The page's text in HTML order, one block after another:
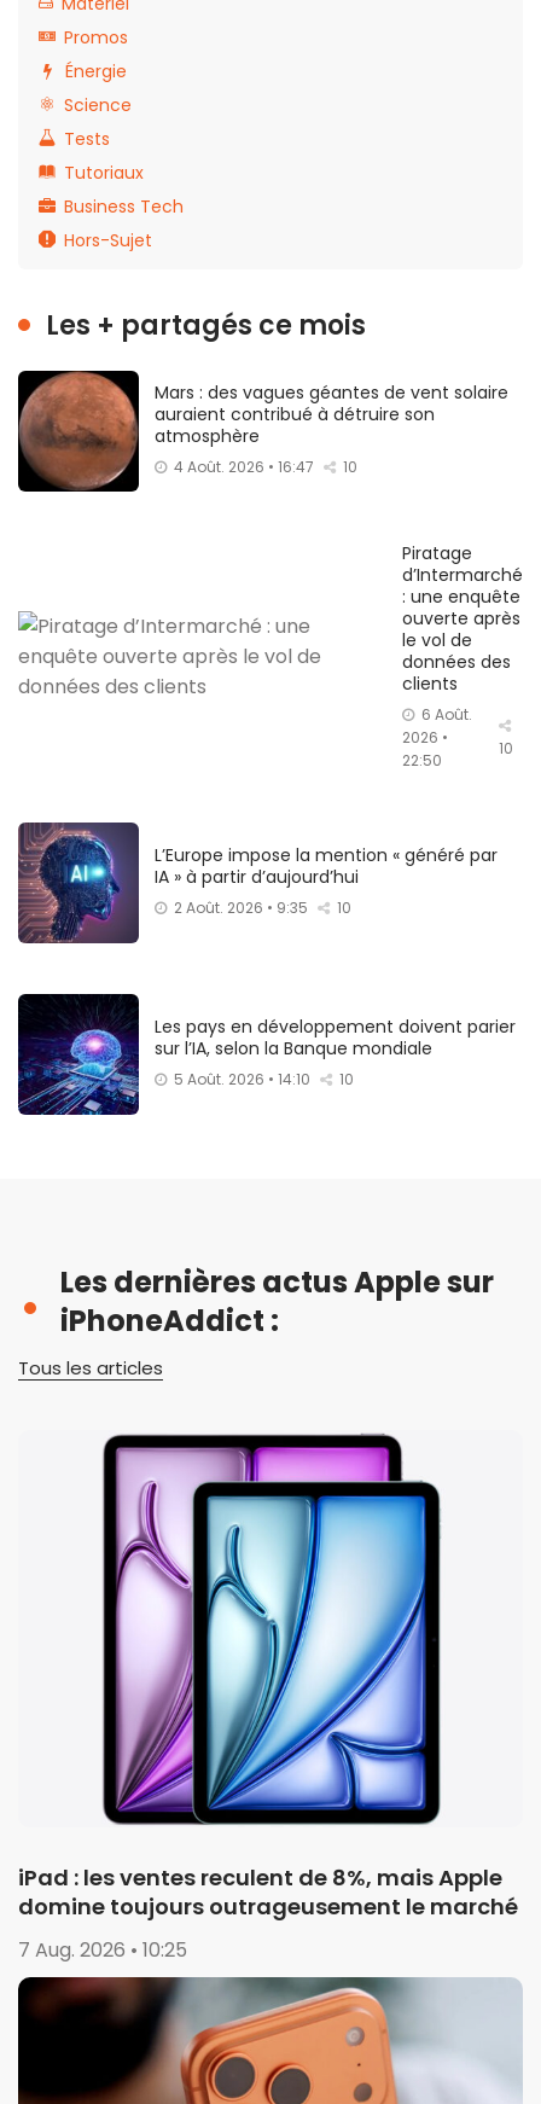
Promos
Énergie
Science
Tests
Tutoriaux
Business Tech
Hors-Sujet
Les + partagés ce mois
Mars : des vagues géantes de vent solaire
auraient contribué à détruire son
atmosphère
4 Août. 2026 • 16:47 10
Piratage
d’Intermarché
: une enquête
ouverte après
le vol de
données des
clients
6 Août.
2026 •
22:50
10
L’Europe impose la mention « généré par
IA » à partir d’aujourd’hui
2 Août. 2026 • 9:35 10
Les pays en développement doivent parier
sur l’IA, selon la Banque mondiale
5 Août. 2026 • 14:10 10
Les dernières actus Apple sur
iPhoneAddict :
Tous les articles
iPad : les ventes reculent de 8%, mais Apple
domine toujours outrageusement le marché
7 Aug. 2026 • 10:25